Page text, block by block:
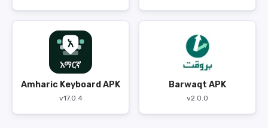
Amharic Keyboard APK
v17.0.4
Barwaqt APK
v2.0.0